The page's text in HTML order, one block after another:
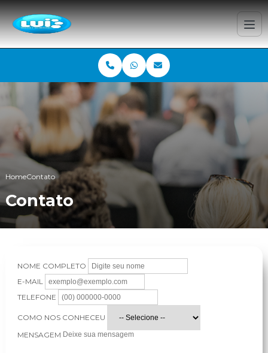
HomeContato
Contato
NOME COMPLETO
E-MAIL
TELEFONE
COMO NOS CONHECEU
MENSAGEM